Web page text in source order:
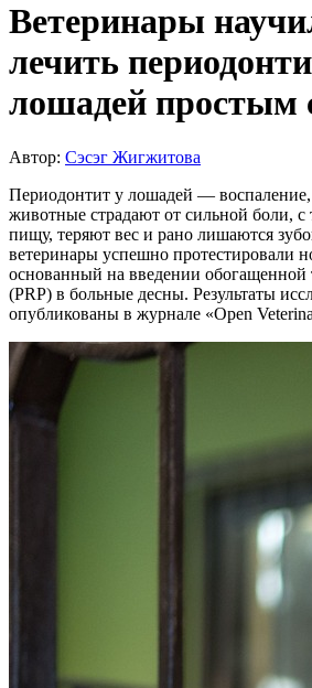
Ветеринары
лечить
лошадей простым
Автор: Сэсэг Жигжитова
Периодонтит у лошадей — воспаление,
животные страдают от сильной боли,
пищу, теряют вес и рано лишаются
ветеринары успешно протестировали
основанный на введении
(PRP) в больные десны. Результаты
опубликованы в журнале «Open